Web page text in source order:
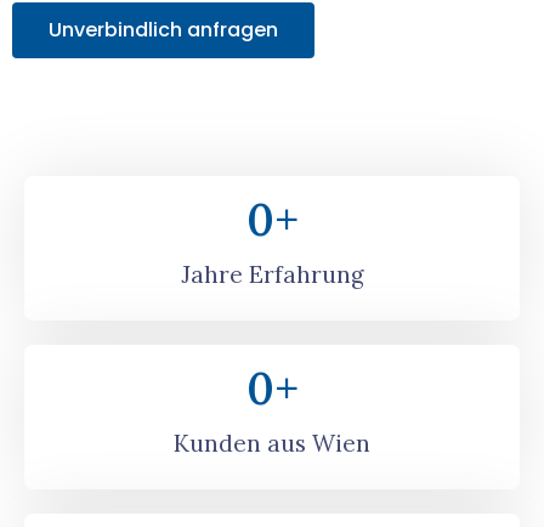
Unverbindlich anfragen
Jahre Erfahrung
0+
Kunden aus Wien
0+